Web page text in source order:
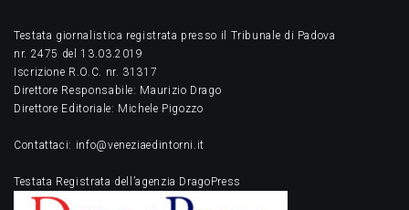
Testata giornalistica registrata presso il Tribunale di Padova
nr. 2475 del 13.03.2019
Iscrizione R.O.C. nr. 31317
Direttore Responsabile: Maurizio Drago
Direttore Editoriale: Michele Pigozzo
Contattaci: info@veneziaedintorni.it
Testata Registrata dell’agenzia DragoPress